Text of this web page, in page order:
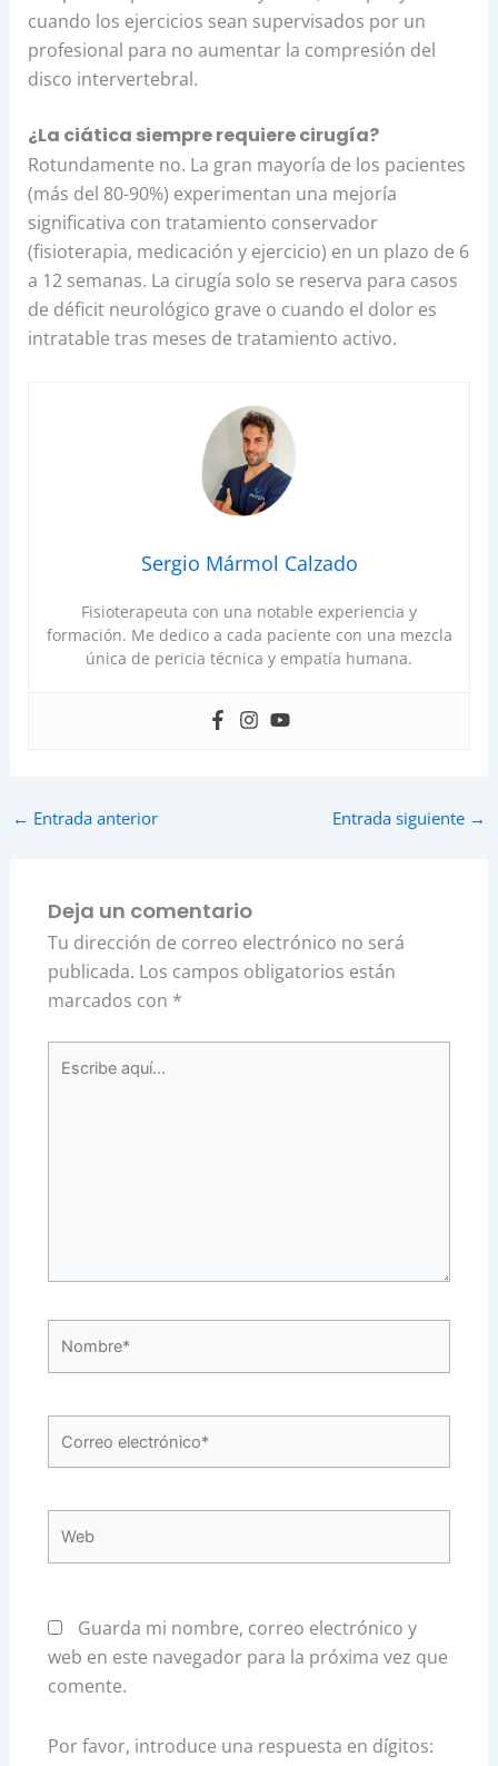
cuando los ejercicios sean supervisados por un
profesional para no aumentar la compresión del
disco intervertebral.
¿La ciática siempre requiere cirugía?
Rotundamente no. La gran mayoría de los pacientes
(más del 80-90%) experimentan una mejoría
significativa con tratamiento conservador
(fisioterapia, medicación y ejercicio) en un plazo de 6
a 12 semanas. La cirugía solo se reserva para casos
de déficit neurológico grave o cuando el dolor es
intratable tras meses de tratamiento activo.
Sergio Mármol Calzado
Fisioterapeuta con una notable experiencia y
formación. Me dedico a cada paciente con una mezcla
única de pericia técnica y empatía humana.
← Entrada anterior Entrada siguiente →
Deja un comentario
Tu dirección de correo electrónico no será
publicada. Los campos obligatorios están
marcados con *
Web
Guarda mi nombre, correo electrónico y
web en este navegador para la próxima vez que
comente.
Por favor, introduce una respuesta en dígitos: